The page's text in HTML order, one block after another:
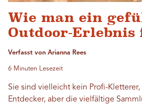
Wie man ein
Outdoor-Erlebnis
Verfasst von Arianna Rees
6 Minuten Lesezeit
Sie sind vielleicht kein Profi-
Entdecker, aber die vielfältige